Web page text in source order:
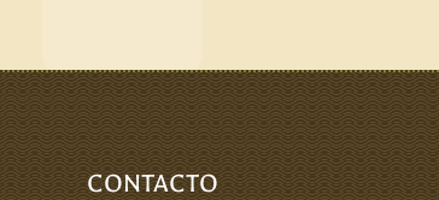
CONTACTO